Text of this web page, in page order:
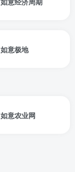
如意极地
如意农业网